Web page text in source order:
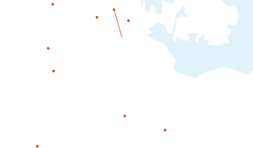
Saint-Philibert
Locmariaquer